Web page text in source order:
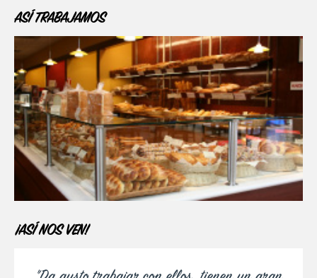
ASÍ TRABAJAMOS
¡ASÍ NOS VEN!